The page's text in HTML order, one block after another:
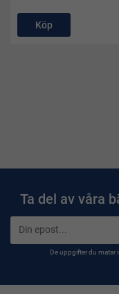
Köp
Ta del av våra
De uppgifter du matar